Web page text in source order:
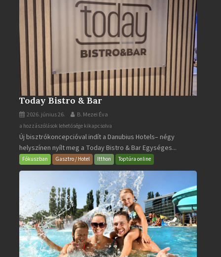
Today Bistro & Bar
2026. június 26. B. Mezei Éva
Today
Bistro
&
Bar
a hozzászólások lehetősége kikapcsolva
Új bisztrókoncepcióval indít a Danubius Hotels– négy
helyszínen nyílt meg a Today Bistro & Bar Egységes...
Fókuszban Gasztro / Hotel Itthon Toptúra online